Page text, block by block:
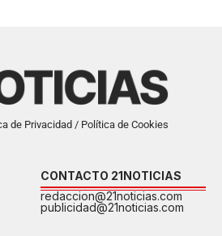
de Privacidad / Política de Cookies
CONTACTO 21NOTICIAS
redaccion@21noticias.com
publicidad@21noticias.com